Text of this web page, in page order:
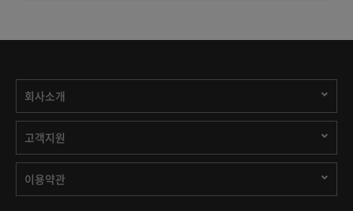
회사소개
고객지원
이용약관